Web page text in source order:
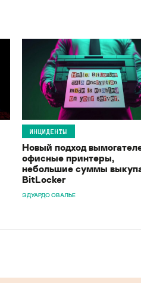
ИНЦИДЕНТЫ
Новый подход
офисные принтеры,
небольшие суммы
BitLocker
ЭДУАРДО ОВАЛЬЕ